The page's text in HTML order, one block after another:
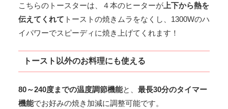
こちらのトースターは、４本のヒーターが 上下から熱を
伝えてくれて トーストの焼きムラをなくし、1300Wのハ
イパワーでスピーディに焼き上げてくれます！
トースト以外のお料理にも使える
80～240度までの温度調節機能と、 最長30分のタイマー
機能でお好みの焼き加減に調整可能です。